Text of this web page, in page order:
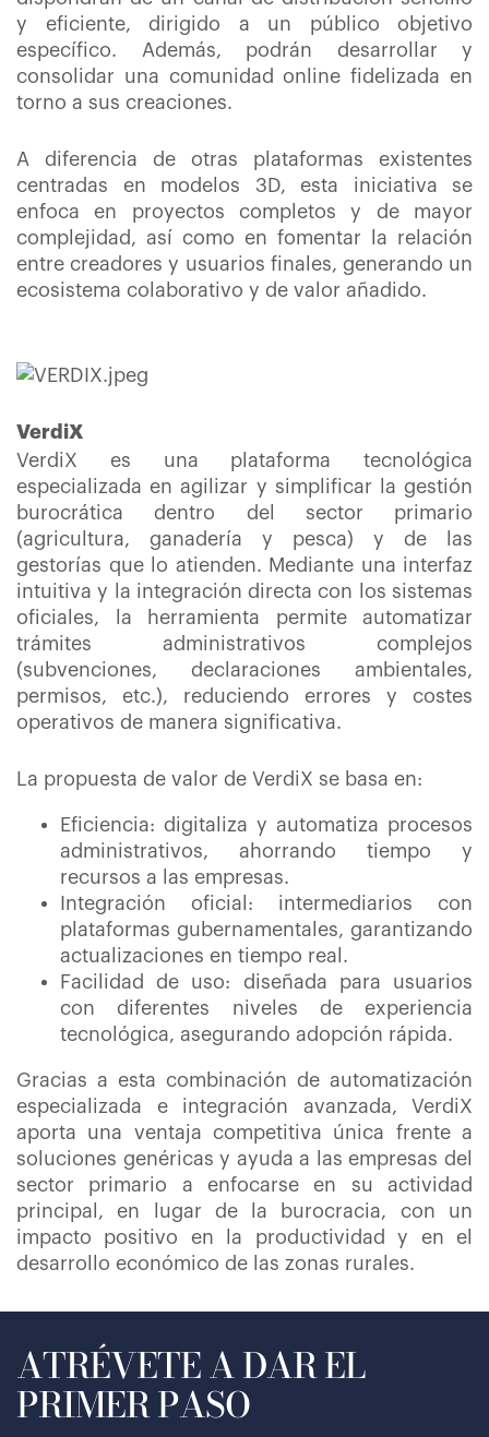
y eficiente, dirigido a un público objetivo
específico. Además, podrán desarrollar y
consolidar una comunidad online fidelizada en
torno a sus creaciones.
A diferencia de otras plataformas existentes
centradas en modelos 3D, esta iniciativa se
enfoca en proyectos completos y de mayor
complejidad, así como en fomentar la relación
entre creadores y usuarios finales, generando un
ecosistema colaborativo y de valor añadido.
VerdiX
VerdiX es una plataforma tecnológica
especializada en agilizar y simplificar la gestión
burocrática dentro del sector primario
(agricultura, ganadería y pesca) y de las
gestorías que lo atienden. Mediante una interfaz
intuitiva y la integración directa con los sistemas
oficiales, la herramienta permite automatizar
trámites administrativos complejos
(subvenciones, declaraciones ambientales,
permisos, etc.), reduciendo errores y costes
operativos de manera significativa.
La propuesta de valor de VerdiX se basa en:
Eficiencia: digitaliza y automatiza procesos
administrativos, ahorrando tiempo y
recursos a las empresas.
Integración oficial: intermediarios con
plataformas gubernamentales, garantizando
actualizaciones en tiempo real.
Facilidad de uso: diseñada para usuarios
con diferentes niveles de experiencia
tecnológica, asegurando adopción rápida.
Gracias a esta combinación de automatización
especializada e integración avanzada, VerdiX
aporta una ventaja competitiva única frente a
soluciones genéricas y ayuda a las empresas del
sector primario a enfocarse en su actividad
principal, en lugar de la burocracia, con un
impacto positivo en la productividad y en el
desarrollo económico de las zonas rurales.
ATRÉVETE A DAR EL
PRIMER PASO